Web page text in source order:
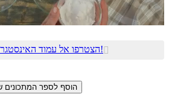
הצטרפו אל עמוד האינסטגרם של שיראל!